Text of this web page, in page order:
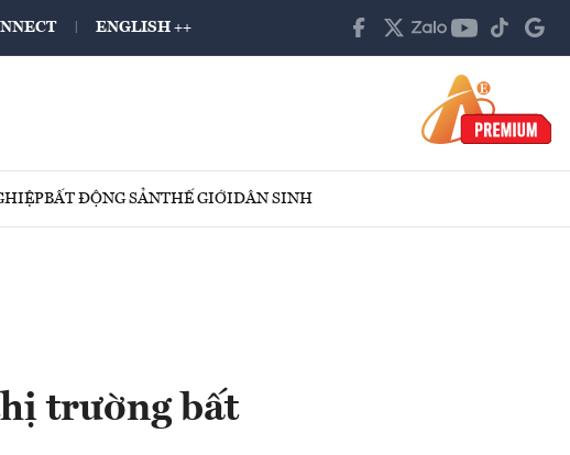
ENGLISH ++
BẤT ĐỘNG SẢNTHẾ GIỚIDÂN SINH
trường bất